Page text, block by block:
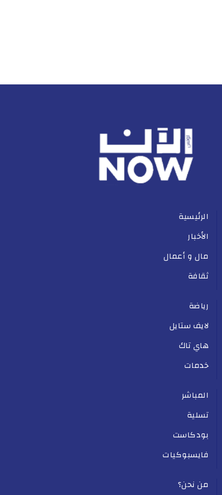
الرئيسية
الأخبار
مال و أعمال
ثقافة
رياضة
لايف ستايل
هاي تاك
خدمات
المباشر
تسلية
بودكاست
فايسبوكيات
من نحن؟